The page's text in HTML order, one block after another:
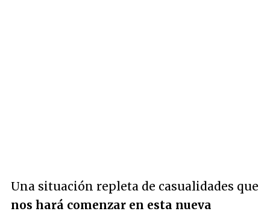
Una situación repleta de casualidades que
nos hará comenzar en esta nueva